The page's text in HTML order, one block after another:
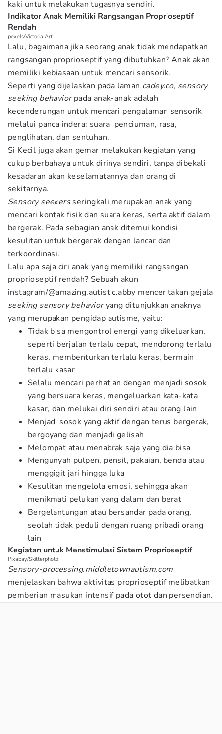
kaki untuk melakukan tugasnya sendiri.
Indikator Anak Memiliki Rangsangan Proprioseptif
Rendah
pexels/Victoria Art
Lalu, bagaimana jika seorang anak tidak mendapatkan
rangsangan proprioseptif yang dibutuhkan? Anak akan
memiliki kebiasaan untuk mencari sensorik.
Seperti yang dijelaskan pada laman cadey.co, sensory
seeking behaviorpada anak-anak adalah
kecenderungan untuk mencari pengalaman sensorik
melalui panca indera: suara, penciuman, rasa,
penglihatan, dan sentuhan.
Si Kecil juga akan gemar melakukan kegiatan yang
cukup berbahaya untuk dirinya sendiri, tanpa dibekali
kesadaran akan keselamatannya dan orang di
sekitarnya.
Sensory seekersseringkali merupakan anak yang
mencari kontak fisik dan suara keras, serta aktif dalam
bergerak. Pada sebagian anak ditemui kondisi
kesulitan untuk bergerak dengan lancar dan
terkoordinasi.
Lalu apa saja ciri anak yang memiliki rangsangan
proprioseptif rendah? Sebuah akun
instagram/@amazing.autistic.abby menceritakan gejala
seeking sensory behavioryang ditunjukkan anaknya
yang merupakan pengidap autisme, yaitu:
Tidak bisa mengontrol energi yang dikeluarkan,
seperti berjalan terlalu cepat, mendorong terlalu
keras, membenturkan terlalu keras, bermain
terlalu kasar
Selalu mencari perhatian dengan menjadi sosok
yang bersuara keras, mengeluarkan kata-kata
kasar, dan melukai diri sendiri atau orang lain
Menjadi sosok yang aktif dengan terus bergerak,
bergoyang dan menjadi gelisah
Melompat atau menabrak saja yang dia bisa
Mengunyah pulpen, pensil, pakaian, benda atau
menggigit jari hingga luka
Kesulitan mengelola emosi, sehingga akan
menikmati pelukan yang dalam dan berat
Bergelantungan atau bersandar pada orang,
seolah tidak peduli dengan ruang pribadi orang
lain
Kegiatan untuk Menstimulasi Sistem Proprioseptif
Pixabay/Skitterphoto
Sensory-processing.middletownautism.com
menjelaskan bahwa aktivitas proprioseptif melibatkan
pemberian masukan intensif pada otot dan persendian.